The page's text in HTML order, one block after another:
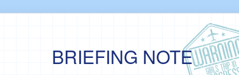
BRIEFING NOTE